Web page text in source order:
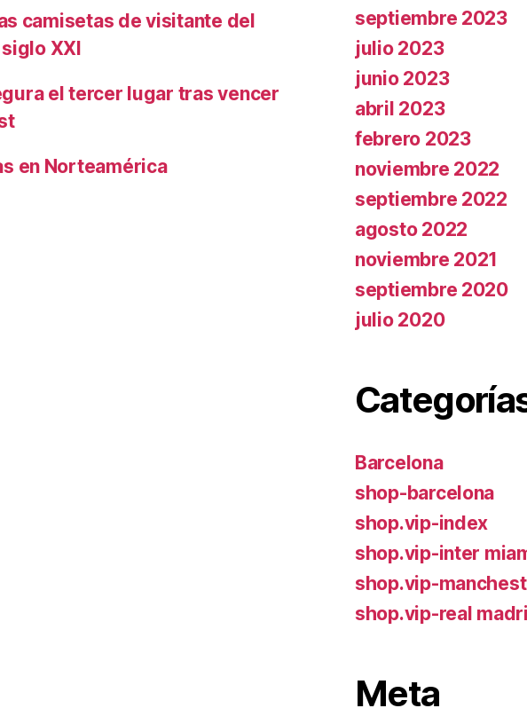
camisetas de visitante del
XXI
el tercer lugar tras vencer
en Norteamérica
septiembre 2023
julio 2023
junio 2023
abril 2023
febrero 2023
noviembre 2022
septiembre 2022
agosto 2022
noviembre 2021
septiembre 2020
julio 2020
Barcelona
shop-barcelona
shop.vip-index
shop.vip-inter
shop.vip-
shop.vip-real
Meta